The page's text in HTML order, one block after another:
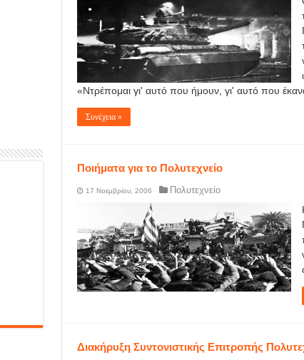
«Ντρέπομαι γι' αυτό που ήμουν, γι' αυτό που
Συνέχεια »
Ποιήματα για το Πολυτεχνείο
17 Νοεμβρίου, 2006 Πολυτεχνείο
Διακήρυξη Συντονιστικής Επιτροπής